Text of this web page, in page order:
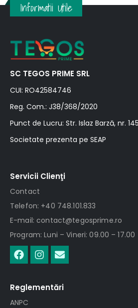
Informatii Utile
SC TEGOS PRIME SRL
CUI: RO42584746
Reg. Com.: J38/368/2020
Punct de Lucru: Str. Islaz Barză, nr.
Societate prezenta pe SEAP
Servicii Clienţi
Contact
Telefon: +40 748.101.833
E-mail: contact@tegosprime.ro
Program: Luni – Vineri: 09.00 – 17.00
Reglementări
ANPC